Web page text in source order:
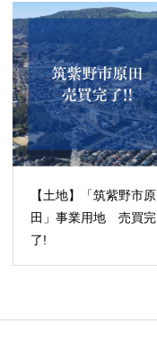
【土地】「筑紫野市原
田」事業用地 売買完
了!